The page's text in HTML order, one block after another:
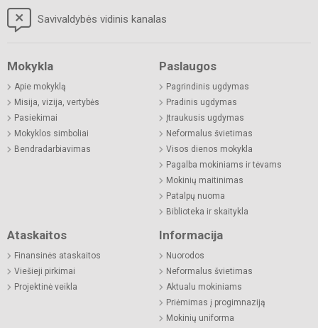
Savivaldybės vidinis kanalas
Mokykla
Apie mokyklą
Misija, vizija, vertybės
Pasiekimai
Mokyklos simboliai
Bendradarbiavimas
Paslaugos
Pagrindinis ugdymas
Pradinis ugdymas
Įtraukusis ugdymas
Neformalus švietimas
Visos dienos mokykla
Pagalba mokiniams ir tėvams
Mokinių maitinimas
Patalpų nuoma
Biblioteka ir skaitykla
Ataskaitos
Finansinės ataskaitos
Viešieji pirkimai
Projektinė veikla
Informacija
Nuorodos
Neformalus švietimas
Aktualu mokiniams
Priėmimas į progimnaziją
Mokinių uniforma